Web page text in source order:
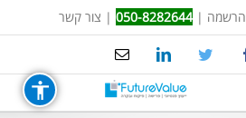
הרשמה |
050-8282644
| צור קשר
Facebook
Twitter
LinkedIn
Email